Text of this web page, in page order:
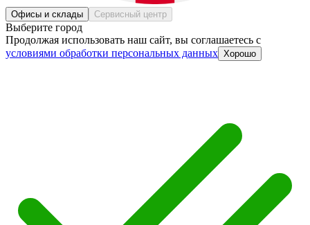
Офисы и склады Сервисный центр
Выберите город
Продолжая использовать наш сайт, вы соглашаетесь c
условиями обработки персональных данных Хорошо